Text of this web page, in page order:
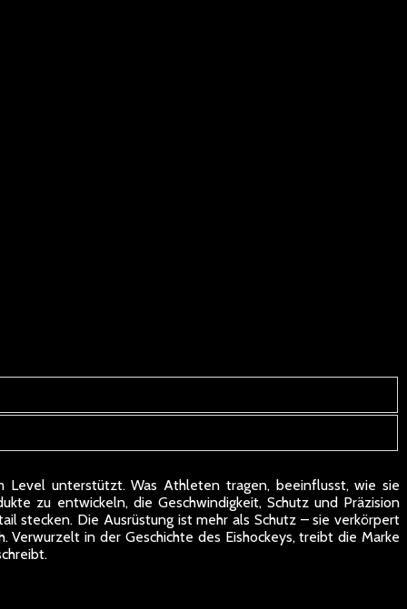
Level unterstützt. Was Athleten tragen, beeinflusst, wie sie
zu entwickeln, die Geschwindigkeit, Schutz und Präzision
stecken. Die Ausrüstung ist mehr als Schutz – sie verkörpert
in der Geschichte des Eishockeys, treibt die Marke